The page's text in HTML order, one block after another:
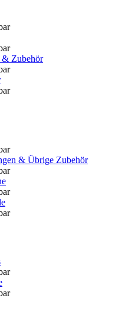
& Zubehör
& Übrige Zubehör